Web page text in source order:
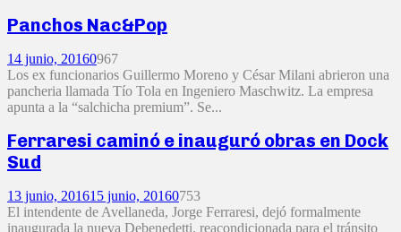
Panchos Nac&Pop
14 junio, 20160967
Los ex funcionarios Guillermo Moreno y César Milani abrieron una
pancheria llamada Tío Tola en Ingeniero Maschwitz. La empresa
apunta a la “salchicha premium”. Se...
Ferraresi caminó e inauguró obras en Dock
Sud
13 junio, 201615 junio, 20160753
El intendente de Avellaneda, Jorge Ferraresi, dejó formalmente
inaugurada la nueva Debenedetti, reacondicionada para el tránsito